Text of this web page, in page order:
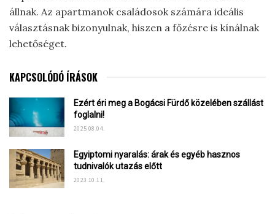
állnak. Az apartmanok családosok számára ideális
választásnak bizonyulnak, hiszen a főzésre is kínálnak
lehetőséget.
KAPCSOLÓDÓ ÍRÁSOK
Ezért éri meg a Bogácsi Fürdő közelében szállást
foglalni!
2025.08.04.
Egyiptomi nyaralás: árak és egyéb hasznos
tudnivalók utazás előtt
2023.10.11.